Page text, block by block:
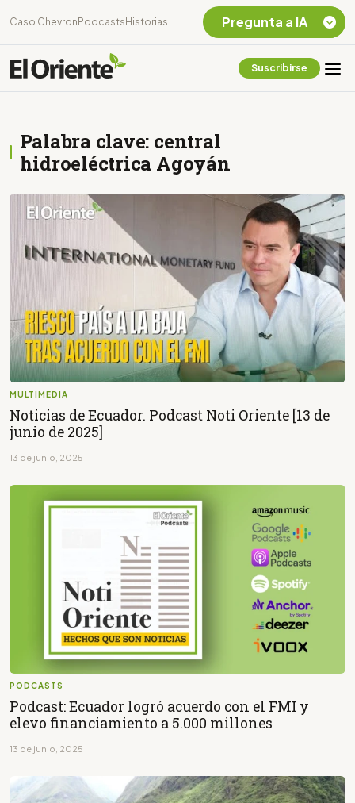
Caso Chevron Podcasts Historias
Suscribirse
Palabra clave: central
hidroeléctrica Agoyán
MULTIMEDIA
Noticias de Ecuador. Podcast Noti Oriente [13 de
junio de 2025]
13 de junio, 2025
PODCASTS
Podcast: Ecuador logró acuerdo con el FMI y
elevo financiamiento a 5.000 millones
13 de junio, 2025
Pregunta a IA
Amazonia Ecuatoriana
¿En que consiste la
tasa minera que rige en
Ecuador?